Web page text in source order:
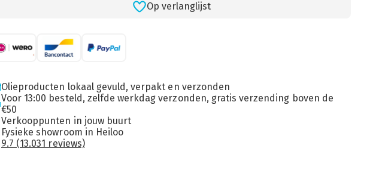
Op verlanglijst
Olieproducten lokaal gevuld, verpakt en verzonden
Voor 13:00 besteld, zelfde werkdag verzonden, gratis verzending boven de
€50
Verkooppunten in jouw buurt
Fysieke showroom in Heiloo
9.7 (13.031 reviews)